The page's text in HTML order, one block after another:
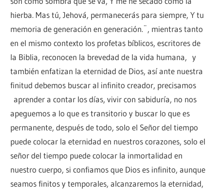
hierba. Mas tú, Jehová, permanecerás para siempre, Y tu
memoria de generación en generación.¨, mientras tanto
en el mismo contexto los profetas bíblicos, escritores de
la Biblia, reconocen la brevedad de la vida humana, y
también enfatizan la eternidad de Dios, así ante nuestra
finitud debemos buscar al infinito creador, precisamos
aprender a contar los días, vivir con sabiduría, no nos
apeguemos a lo que es transitorio y buscar lo que es
permanente, después de todo, solo el Señor del tiempo
puede colocar la eternidad en nuestros corazones, solo el
señor del tiempo puede colocar la inmortalidad en
nuestro cuerpo, si confiamos que Dios es infinito, aunque
seamos finitos y temporales, alcanzaremos la eternidad,